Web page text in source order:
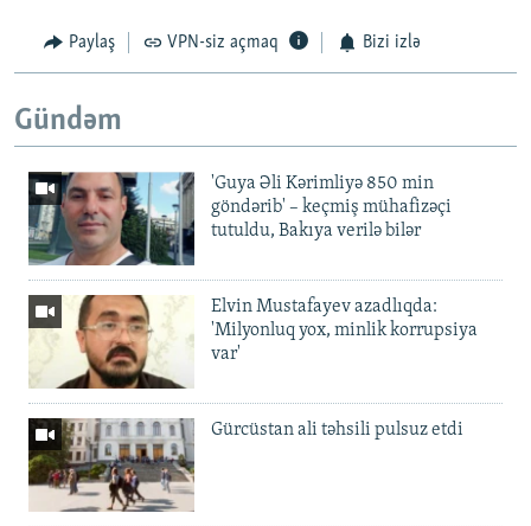
Paylaş VPN-siz açmaq Bizi izlə
Gündəm
'Guya Əli Kərimliyə 850 min
göndərib' – keçmiş mühafizəçi
tutuldu, Bakıya verilə bilər
Elvin Mustafayev azadlıqda:
'Milyonluq yox, minlik korrupsiya
var'
Gürcüstan ali təhsili pulsuz etdi